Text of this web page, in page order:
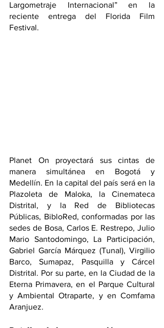
Largometraje Internacional” en la
reciente entrega del Florida Film
Festival.
Planet On proyectará sus cintas de
manera simultánea en Bogotá y
Medellín. En la capital del país será en la
Plazoleta de Maloka, la Cinemateca
Distrital, y la Red de Bibliotecas
Públicas, BibloRed, conformadas por las
sedes de Bosa, Carlos E. Restrepo, Julio
Mario Santodomingo, La Participación,
Gabriel García Márquez (Tunal), Virgilio
Barco, Sumapaz, Pasquilla y Cárcel
Distrital. Por su parte, en la Ciudad de la
Eterna Primavera, en el Parque Cultural
y Ambiental Otraparte, y en Comfama
Aranjuez.